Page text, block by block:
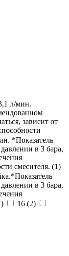
л/мин.
зависит от
*Показатель
в 3 бара,
смесителя. (1)
в 3 бара,
) 16 (2)